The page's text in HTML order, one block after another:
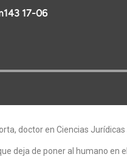
doctor en Ciencias
deja de poner al humano en